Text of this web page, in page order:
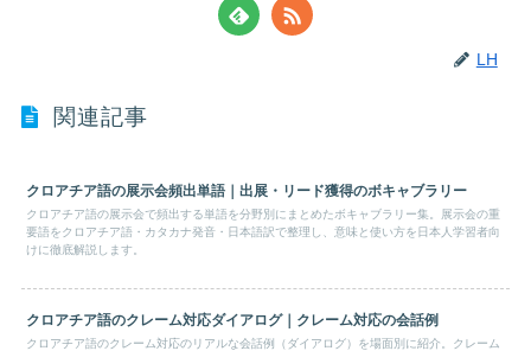
LH
関連記事
クロアチア語の展示会頻出単語｜出展・リード獲得のボキャブラリー
クロアチア語の展示会で頻出する単語を分野別にまとめたボキャブラリー集。展示会の重
要語をクロアチア語・カタカナ発音・日本語訳で整理し、意味と使い方を日本人学習者向
けに徹底解説します。
クロアチア語のクレーム対応ダイアログ｜クレーム対応の会話例
クロアチア語のクレーム対応のリアルな会話例（ダイアログ）を場面別に紹介。クレーム